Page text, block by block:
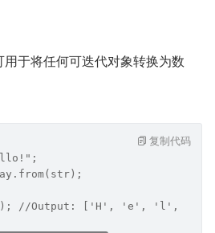
用于将任何可迭代对象转换为数
//Output: ['H', 'e', 'l',
复制代码